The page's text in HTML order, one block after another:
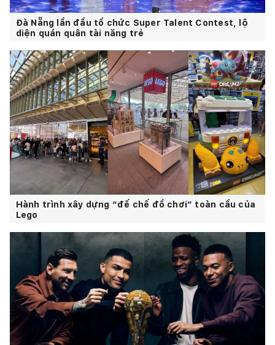
Đà Nẵng lần đầu tổ chức Super Talent Contest, lộ
diện quán quân tài năng trẻ
Hành trình xây dựng “đế chế đồ chơi” toàn cầu của
Lego